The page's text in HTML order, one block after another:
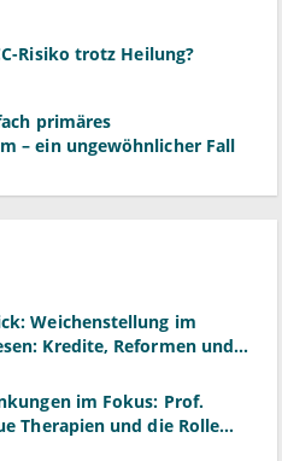
Risiko trotz Heilung?
primäres
– ein ungewöhnlicher Fall
Weichenstellung im
Kredite, Reformen und
im Fokus: Prof.
Therapien und die Rolle